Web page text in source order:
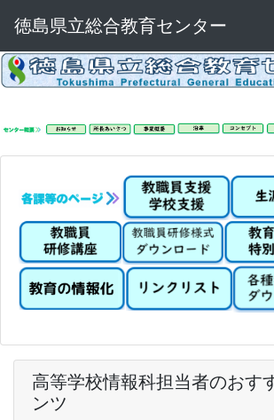
徳島県立総合教育センター
高等学校情報科担当者のおす
ンツ